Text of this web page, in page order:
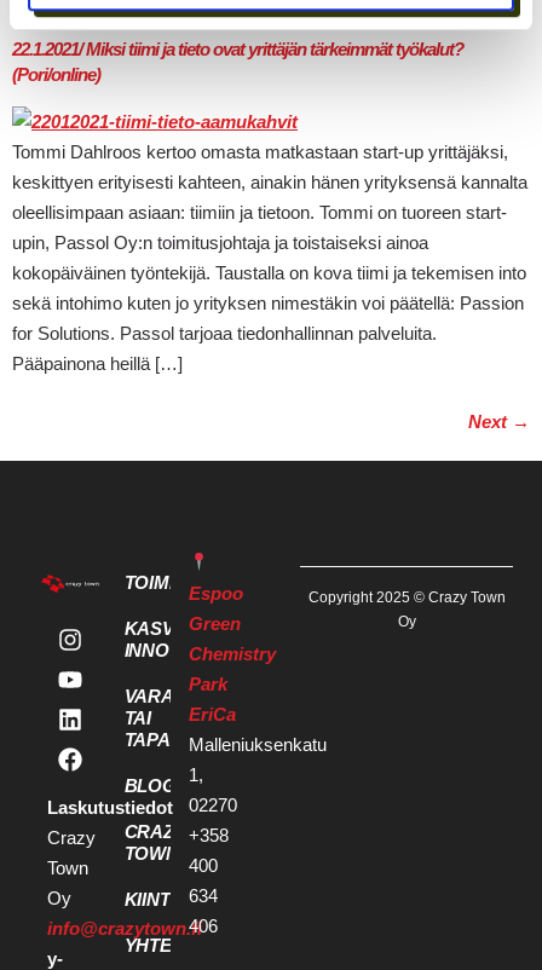
22.1.2021/ Miksi tiimi ja tieto ovat yrittäjän tärkeimmät työkalut?
(Pori/online)
Tommi Dahlroos kertoo omasta matkastaan start-up yrittäjäksi,
keskittyen erityisesti kahteen, ainakin hänen yrityksensä kannalta
oleellisimpaan asiaan: tiimiin ja tietoon. Tommi on tuoreen start-
upin, Passol Oy:n toimitusjohtaja ja toistaiseksi ainoa
kokopäiväinen työntekijä. Taustalla on kova tiimi ja tekemisen into
sekä intohimo kuten jo yrityksen nimestäkin voi päätellä: Passion
for Solutions. Passol tarjoaa tiedonhallinnan palveluita.
Pääpainona heillä […]
Next →
Laskutustiedot
Crazy
Town
Oy
info@crazytown.fi
y-
TOIMITILAT
KASVU- JA
INNOVAATIOPALVELUT
VARAA KOKOUS
TAI
TAPAHTUMATILA
BLOGI
CRAZY
TOWN
KIINTEISTÖKEHITTÄJILLE
YHTEYSTIEDOT
Espoo
Green
Chemistry
Park
EriCa
Malleniuksenkatu
1,
02270
+358
400
634
406
Copyright 2025 © Crazy Town
Oy